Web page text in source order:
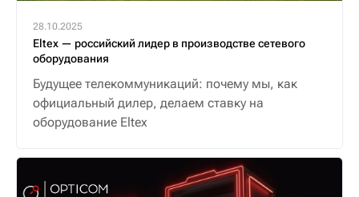
28.10.2025
Eltex — российский лидер в производстве сетевого
оборудования
Будущее телекоммуникаций: почему мы, как
официальный дилер, делаем ставку на
оборудование Eltex